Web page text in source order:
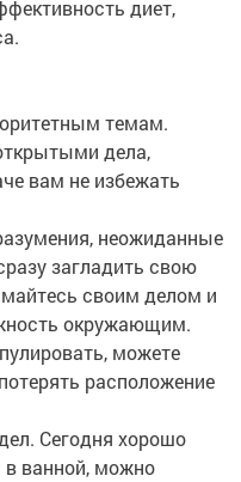
диет,
темам.
дела,
вам не избежать
неожиданные
загладить свою
своим делом и
окружающим.
можете
расположение
Сегодня хорошо
в ванной, можно